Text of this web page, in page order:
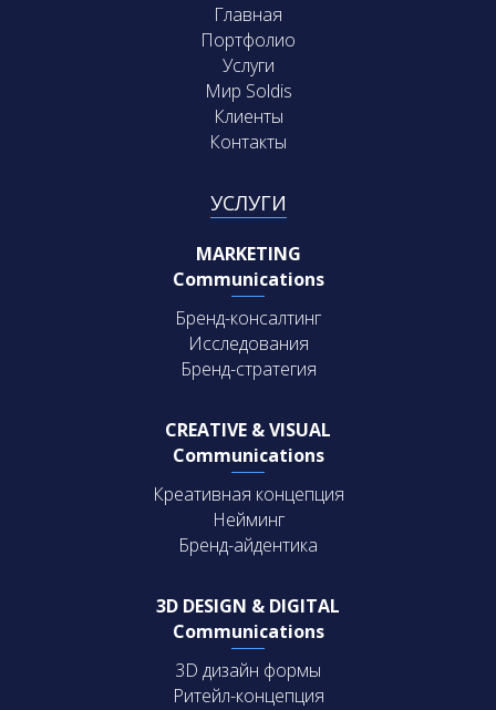
Главная
Портфолио
Услуги
Мир Soldis
Клиенты
Контакты
УСЛУГИ
MARKETING
Communications
Бренд-консалтинг
Исследования
Бренд-стратегия
CREATIVE & VISUAL
Communications
Креативная концепция
Нейминг
Бренд-айдентика
3D DESIGN & DIGITAL
Communications
3D дизайн формы
Ритейл-концепция